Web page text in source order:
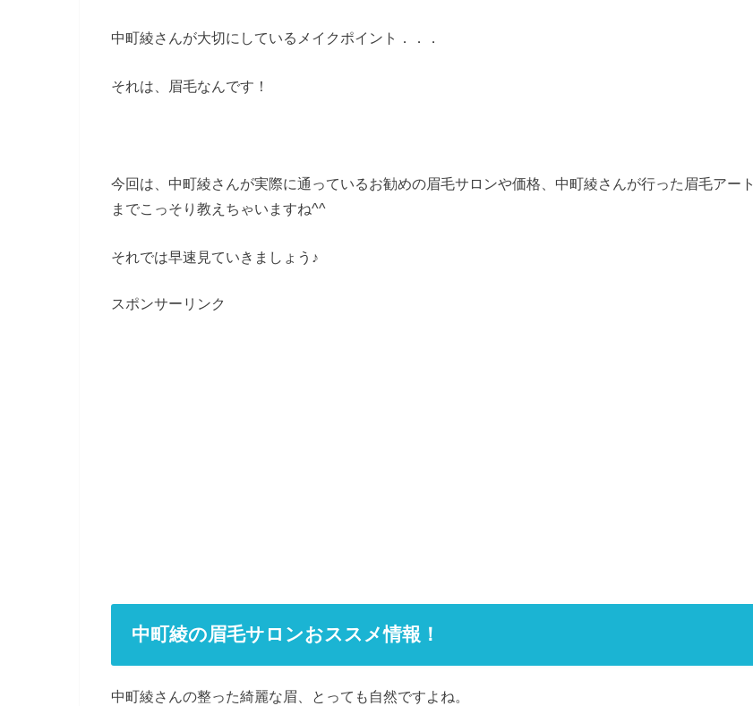
中町綾さんが大切にしているメイクポイント．．．
それは、眉毛なんです！
今回は、中町綾さんが実際に通っているお勧めの眉毛サロンや価格、中町綾さんが行った眉毛アート
までこっそり教えちゃいますね^^
それでは早速見ていきましょう♪
スポンサーリンク
中町綾の眉毛サロンおススメ情報！
中町綾さんの整った綺麗な眉、とっても自然ですよね。